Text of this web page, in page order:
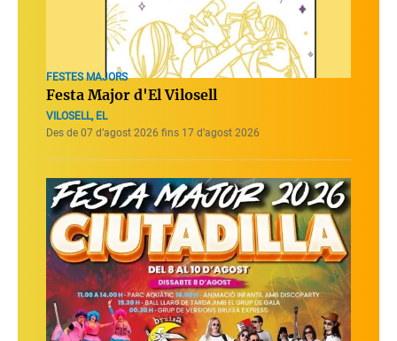
FESTES MAJORS
Festa Major d'El Vilosell
VILOSELL, EL
Des de 07 d’agost 2026 fins 17 d’agost 2026